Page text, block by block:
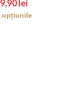
lei
opțiunile